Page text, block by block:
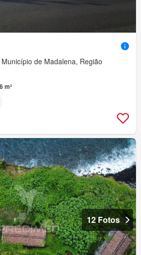
de Madalena, Região
m²
12 Fotos